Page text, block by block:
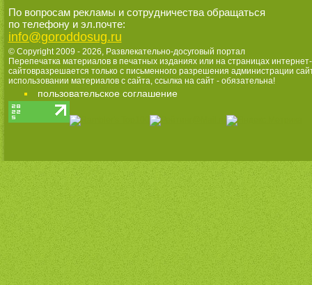
По вопросам рекламы и сотрудничества обращаться
по телефону и эл.почте:
info@goroddosug.ru
© Copyright 2009 - 2026, Развлекательно-досуговый портал
Перепечатка материалов в печатных изданиях или на страницах интернет-
сайтовразрешается только с письменного разрешения администрации
использовании материалов с сайта, ссылка на сайт - обязательна!
пользовательское соглашение